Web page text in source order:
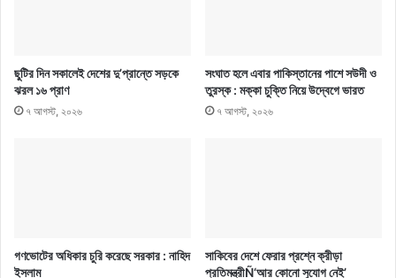
ছুটির দিন সকালেই দেশের দু’প্রান্তে সড়কে
ঝরল ১৬ প্রাণ
৭ আগস্ট, ২০২৬
সংঘাত হলে এবার পাকিস্তানের পাশে সউদী ও
তুরস্ক : মক্কা চুক্তি নিয়ে উদ্বেগে ভারত
৭ আগস্ট, ২০২৬
গণভোটের অধিকার চুরি করেছে সরকার : নাহিদ
ইসলাম
সাকিবের দেশে ফেরার প্রশ্নে ক্রীড়া
প্রতিমন্ত্রীÑ‘আর কোনো সুযোগ নেই’